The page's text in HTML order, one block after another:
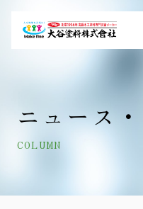
ニュース
COLUMN